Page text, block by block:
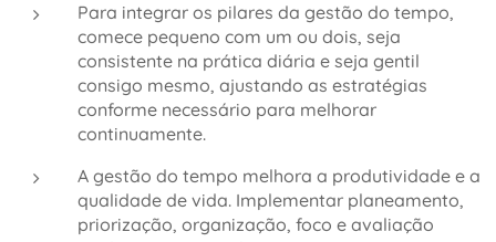
Para integrar os pilares da gestão do tempo,
comece pequeno com um ou dois, seja
consistente na prática diária e seja gentil
consigo mesmo, ajustando as estratégias
conforme necessário para melhorar
continuamente.
A gestão do tempo melhora a produtividade e a
qualidade de vida. Implementar planeamento,
priorização, organização, foco e avaliação